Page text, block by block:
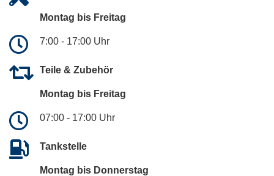
Montag bis Freitag
7:00 - 17:00 Uhr
Teile & Zubehör
Montag bis Freitag
07:00 - 17:00 Uhr
Tankstelle
Montag bis Donnerstag